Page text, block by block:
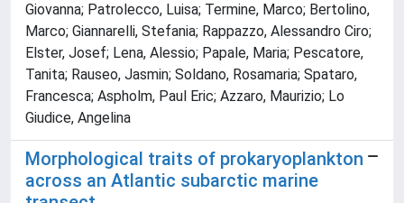
Giovanna; Patrolecco, Luisa; Termine, Marco; Bertolino,
Marco; Giannarelli, Stefania; Rappazzo, Alessandro Ciro;
Elster, Josef; Lena, Alessio; Papale, Maria; Pescatore,
Tanita; Rauseo, Jasmin; Soldano, Rosamaria; Spataro,
Francesca; Aspholm, Paul Eric; Azzaro, Maurizio; Lo
Giudice, Angelina
Morphological traits of prokaryoplankton
across an Atlantic subarctic marine